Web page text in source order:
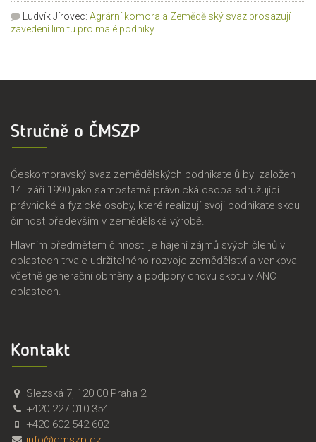
Ludvík Jírovec: Agrární komora a Zemědělský svaz prosazují
zavedení limitu pro malé podniky
Stručně o ČMSZP
Českomoravský svaz zemědělských podnikatelů byl založen
14. září 1990 jako samostatná právnická osoba sdružující
právnické a fyzické osoby, které realizují svoji podnikatelskou
činnost především v zemědělské výrobě.
Hlavním předmětem činnosti je hájení zájmů svých členů v
oblastech trvale udržitelného rozvoje zemědělství a venkova
včetně generační obměny a podpory chovu skotu v ANC
oblastech.
Kontakt
Č
M
S
Z
Č
e
s
k
Slezská 7, 120 00 Praha 2
+420 227 010 354
+420 602 542 602